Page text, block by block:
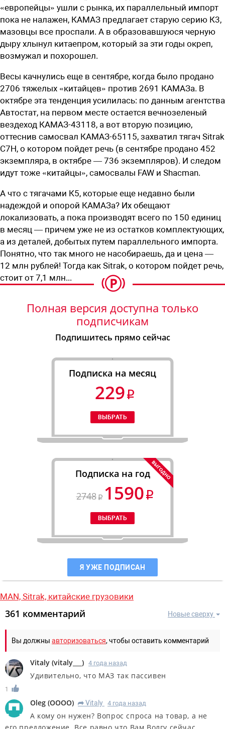
«европейцы» ушли с рынка, их параллельный импорт
пока не налажен, КАМАЗ предлагает старую серию К3,
мазовцы все проспали. А в образовавшуюся черную
дыру хлынул китаепром, который за эти годы окреп,
возмужал и похорошел.
Весы качнулись еще в сентябре, когда было продано
2706 тяжелых «китайцев» против 2691 КАМАЗа. В
октябре эта тенденция усилилась: по данным агентства
Автостат, на первом месте остается вечнозеленый
вездеход КАМАЗ-43118, а вот вторую позицию,
оттеснив самосвал ­КАМАЗ-65115, захватил тягач Sitrak
C7H, о котором пойдет речь (в сентябре продано 452
экземпляра, в октябре — 736 экземпляров). И следом
идут тоже «китайцы», самосвалы FAW и Shacman.
А что с тягачами К5, которые еще недавно были
надеждой и опорой ­КАМАЗа? Их обещают
локализовать, а пока производят всего по 150 единиц
в месяц — причем уже не из остатков комплектующих,
а из деталей, добытых путем параллельного импорта.
Понятно, что так много не насобираешь, да и цена —
12 млн рублей! Тогда как Sitrak, о котором пойдет речь,
стоит от 7,1 млн...
Полная версия доступна только
подписчикам
Подпишитесь прямо сейчас
Подписка на месяц
229
Подписка на год
2748
1590
Я УЖЕ ПОДПИСАН
MAN, Sitrak, китайские грузовики
Новые сверху
361 комментарий
Вы должны авторизоваться, чтобы оставить комментарий
Vitaly (vitaly___ ) 4 года назад
Удивительно, что МАЗ так пассивен
1
Oleg (OOOO) R Vitaly 4 года назад
А кому он нужен? Вопрос спроса на товар, а не